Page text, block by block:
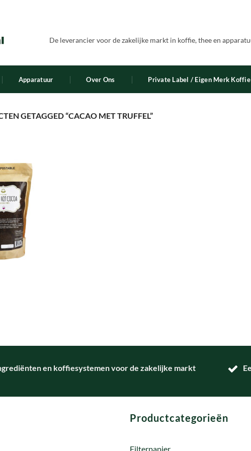
De leverancier voor de zakelijke markt in koffie, thee en
Apparatuur Over Ons Private Label / Eigen Merk Koffie
GETAGGED “CACAO MET TRUFFEL”
en koffiesystemen voor de zakelijke markt
Productcategorieën
Filterpapier